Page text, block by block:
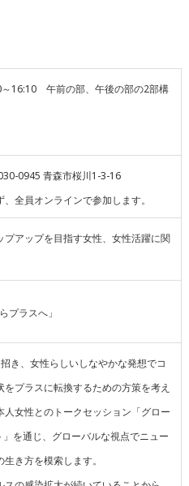
16:10 午前の部、午後の部の2部構
0945 青森市桜川1-3-16
全員オンラインで参加します。
アップを目指す女性、女性活躍に関
プラスへ」
き、女性らしいしなやかな発想でコ
プラスに転換するための方策を考え
人女性とのトークセッション「グロー
を通じ、グローバルな視点でニュー
き方を模索します。